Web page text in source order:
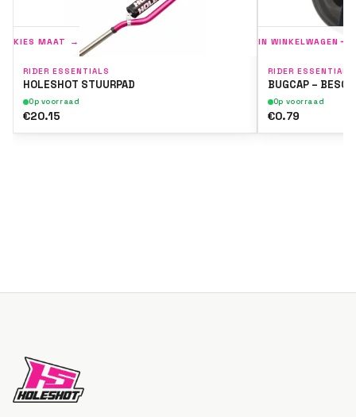
KIES MAAT →
RIDER ESSENTIALS
HOLESHOT STUURPAD
Op voorraad
€20.15
IN WINKELWAGEN
RIDER ESSENTIALS
BUGCAP –
Op voorraad
€0.79